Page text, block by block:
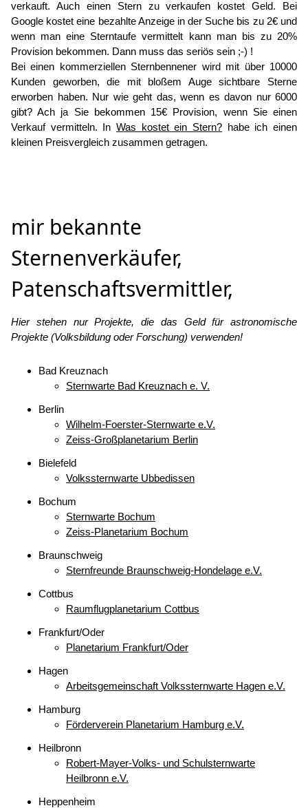
verkauft. Auch einen Stern zu verkaufen kostet Geld. Bei
Google kostet eine bezahlte Anzeige in der Suche bis zu 2€ und
wenn man eine Sterntaufe vermittelt kann man bis zu 20%
Provision bekommen. Dann muss das seriös sein ;-) !
Bei einen kommerziellen Sternbennener wird mit über 10000
Kunden geworben, die mit bloßem Auge sichtbare Sterne
erworben haben. Nur wie geht das, wenn es davon nur 6000
gibt? Ach ja Sie bekommen 15€ Provision, wenn Sie einen
Verkauf vermitteln. In Was kostet ein Stern? habe ich einen
kleinen Preisvergleich zusammen getragen.
mir bekannte
Sternenverkäufer,
Patenschaftsvermittler,
Hier stehen nur Projekte, die das Geld für astronomische
Projekte (Volksbildung oder Forschung) verwenden!
Bad Kreuznach
Sternwarte Bad Kreuznach e. V.
Berlin
Wilhelm-Foerster-Sternwarte e.V.
Zeiss-Großplanetarium Berlin
Bielefeld
Volkssternwarte Ubbedissen
Bochum
Sternwarte Bochum
Zeiss-Planetarium Bochum
Braunschweig
Sternfreunde Braunschweig-Hondelage e.V.
Cottbus
Raumflugplanetarium Cottbus
Frankfurt/Oder
Planetarium Frankfurt/Oder
Hagen
Arbeitsgemeinschaft Volkssternwarte Hagen e.V.
Hamburg
Förderverein Planetarium Hamburg e.V.
Heilbronn
Robert-Mayer-Volks- und Schulsternwarte
Heilbronn e.V.
Heppenheim